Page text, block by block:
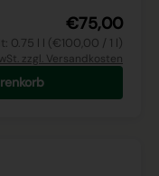
€75,00
0.75 l l (€100,00 / 1 l)
zzgl. Versandkosten